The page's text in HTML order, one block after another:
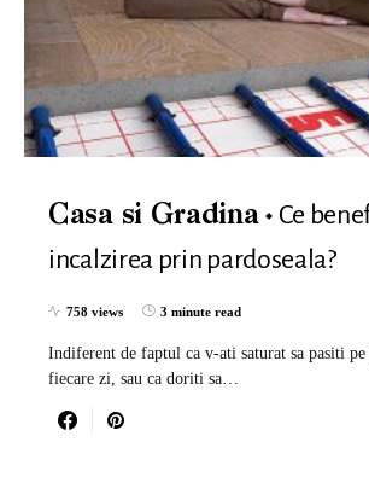
Casa si Gradina
Ce
incalzirea prin pardoseala?
758 views 3 minute read
Indiferent de faptul ca v-ati saturat sa pasiti pe
fiecare zi, sau ca doriti sa…